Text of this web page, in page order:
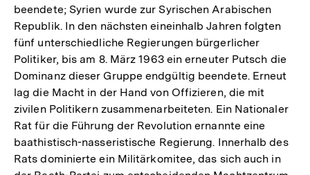
beendete; Syrien wurde zur Syrischen Arabischen
Republik. In den nächsten eineinhalb Jahren folgten
fünf unterschiedliche Regierungen bürgerlicher
Politiker, bis am 8. März 1963 ein erneuter Putsch die
Dominanz dieser Gruppe endgültig beendete. Erneut
lag die Macht in der Hand von Offizieren, die mit
zivilen Politikern zusammenarbeiteten. Ein Nationaler
Rat für die Führung der Revolution ernannte eine
baathistisch-nasseristische Regierung. Innerhalb des
Rats dominierte ein Militärkomitee, das sich auch in